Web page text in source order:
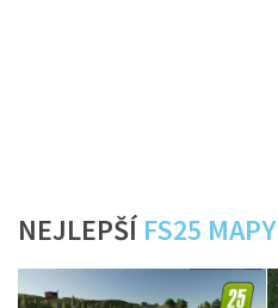
NEJLEPŠÍ FS25 MAPY